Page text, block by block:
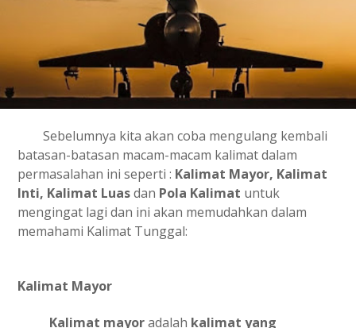
Sebelumnya kita akan coba mengulang kembali
batasan-batasan macam-macam kalimat dalam
permasalahan ini seperti : Kalimat Mayor, Kalimat
Inti, Kalimat Luasdan Pola Kalimat untuk
mengingat lagi dan ini akan memudahkan dalam
memahami Kalimat Tunggal:
Kalimat Mayor
Kalimat mayoradalah kalimat yang